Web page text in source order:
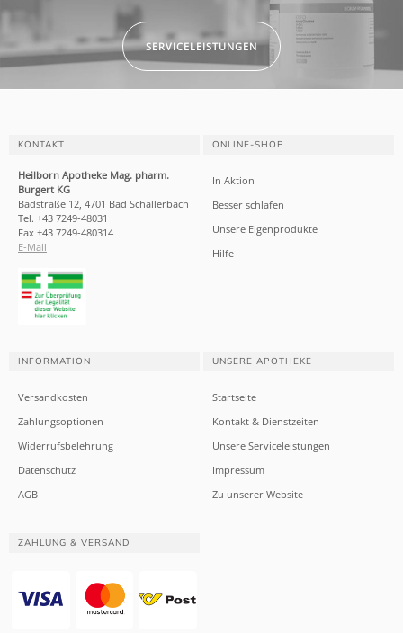
SERVICELEISTUNGEN
KONTAKT
Heilborn Apotheke Mag. pharm.
Burgert KG
Badstraße 12, 4701 Bad Schallerbach
Tel. +43 7249-48031
Fax +43 7249-480314
E-Mail
ONLINE-SHOP
In Aktion
Besser schlafen
Unsere Eigenprodukte
Hilfe
INFORMATION
Versandkosten
Zahlungsoptionen
Widerrufsbelehrung
Datenschutz
AGB
UNSERE APOTHEKE
Startseite
Kontakt & Dienstzeiten
Unsere Serviceleistungen
Impressum
Zu unserer Website
ZAHLUNG & VERSAND